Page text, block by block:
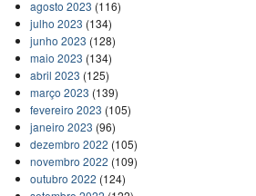
agosto 2023 (116)
julho 2023 (134)
junho 2023 (128)
maio 2023 (134)
abril 2023 (125)
março 2023 (139)
fevereiro 2023 (105)
janeiro 2023 (96)
dezembro 2022 (105)
novembro 2022 (109)
outubro 2022 (124)